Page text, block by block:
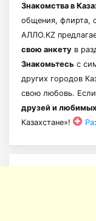
Знакомства в
общения, флирта,
АЛЛО.KZ
свою анкету в
Знакомьтесь с
других городов
свою любовь.
друзей и любимых
Казахстане»!